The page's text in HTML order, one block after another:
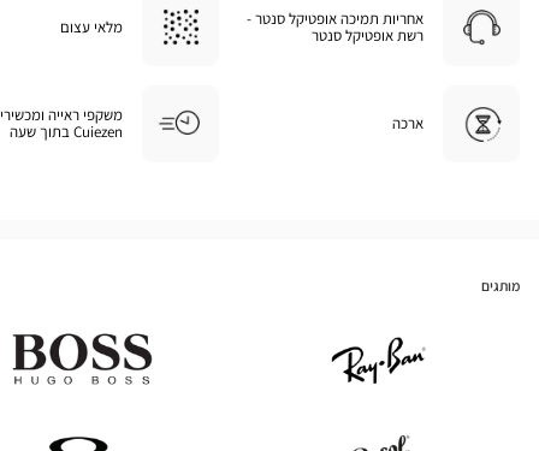
אחריות תמיכה אופטיקל סנטר -
רשת אופטיקל סנטר
מלאי עצום
ארכה
משקפי ראייה
Cuiezen בתוך שעה
מותגים